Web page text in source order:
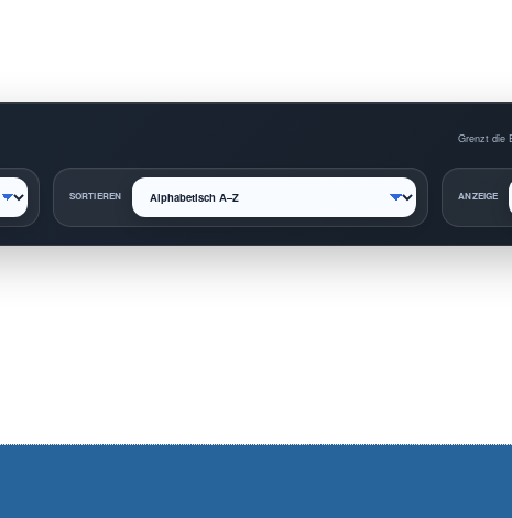
Grenzt die
SORTIEREN ANZEIGE